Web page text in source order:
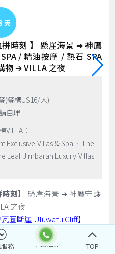
拼時刻 】 懸崖海景 ➔ 神鷹
/ 精油按摩 / 熱石 SPA
物 ➔ VILLA 之夜
(餐標US16/人)
自理
：
Exclusive Villas & Spa、The
Leaf Jimbaran Luxury Villas
刻】
懸崖海景 ➔ 神鷹守護
之夜
圖斷崖 Uluwatu Cliff】
俯瞰浩瀚無邊的印度洋。斷
峇里島精緻建築與朝向大海
務 TOP